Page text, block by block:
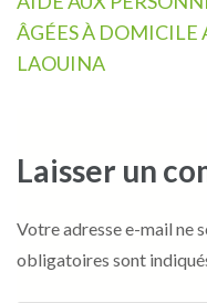
de
l’article
ÂGÉES À DOMICILE
LAOUINA
Laisser un
Votre adresse e-mail ne
obligatoires sont